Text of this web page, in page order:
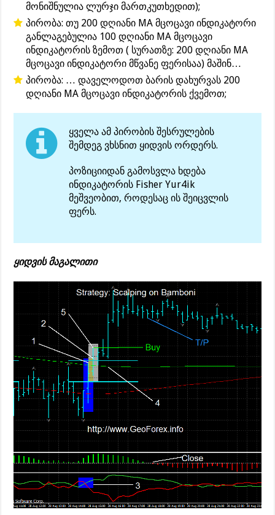
მონიშნულია ლურჯი მართკუთხედით);
პირობა: თუ 200 დღიანი MA მცოცავი ინდიკატორი
განლაგებულია 100 დღიანი MA მცოცავი
ინდიკატორის ზემოთ ( სურათზე: 200 დღიანი MA
მცოცავი ინდიკატორი მწვანე ფერისაა) მაშინ…
პირობა: … დაველოდოთ ბარის დახურვას 200
დღიანი MA მცოცავი ინდიკატორის ქვემოთ;
ყველა ამ პირობის შესრულების
შემდეგ ვხსნით ყიდვის ორდერს.
პოზიციიდან გამოსვლა ხდება
ინდიკატორის Fisher Yur4ik
მეშვეობით, როდესაც ის შეიცვლის
ფერს.
ყიდვის მაგალითი